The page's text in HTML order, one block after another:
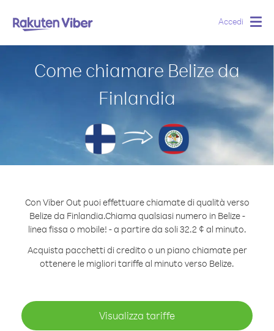
Accedi
Come chiamare Belize da
Finlandia
Con Viber Out puoi effettuare chiamate di qualità verso
Belize da Finlandia.Chiama qualsiasi numero in Belize -
linea fissa o mobile! - a partire da soli 32.2 ¢ al minuto.
Acquista pacchetti di credito o un piano chiamate per
ottenere le migliori tariffe al minuto verso Belize.
Visualizza tariffe